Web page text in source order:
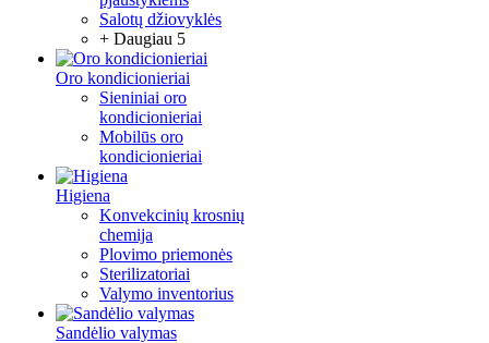
Salotų džiovyklės
+ Daugiau 5
Oro kondicionieriai
Sieniniai oro
kondicionieriai
Mobilūs oro
kondicionieriai
Higiena
Konvekcinių krosnių
chemija
Plovimo priemonės
Sterilizatoriai
Valymo inventorius
Sandėlio valymas